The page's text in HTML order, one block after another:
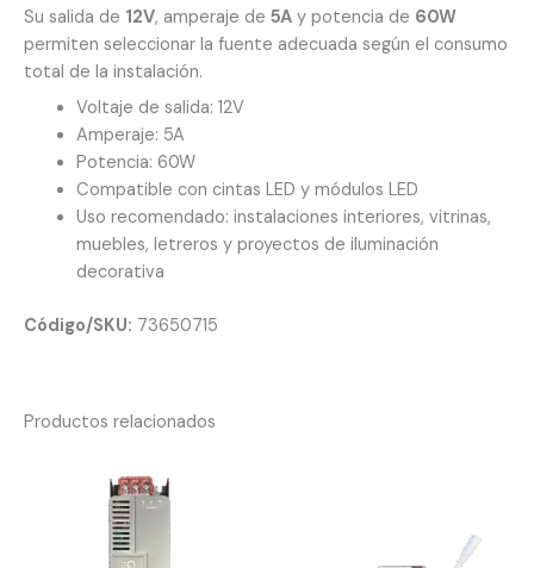
Su salida de 12V, amperaje de 5A y potencia de 60W
permiten seleccionar la fuente adecuada según el consumo
total de la instalación.
Voltaje de salida: 12V
Amperaje: 5A
Potencia: 60W
Compatible con cintas LED y módulos LED
Uso recomendado: instalaciones interiores, vitrinas,
muebles, letreros y proyectos de iluminación
decorativa
Código/SKU: 73650715
Productos relacionados